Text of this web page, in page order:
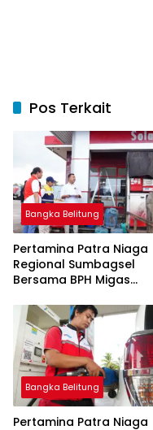
Pos Terkait
Bangka Belitung
Pertamina Patra Niaga
Regional Sumbagsel
Bersama BPH Migas
Penyaluran BBM Subsidi
bagi Nelayan melalui
Aplikasi XSTAR
Bangka Belitung
Pertamina Patra Niaga